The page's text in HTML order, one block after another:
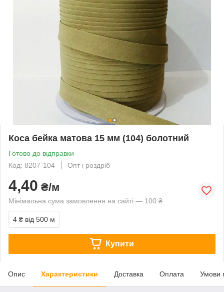
Коса бейка матова 15 мм (104) болотний
Готово до відправки
Код: 8207-104
Опт і роздріб
4,40 ₴/м
Мінімальна сума замовлення на сайті — 100 ₴
4 ₴ від 500 м
Купити
Опис Характеристики Доставка Оплата Умови